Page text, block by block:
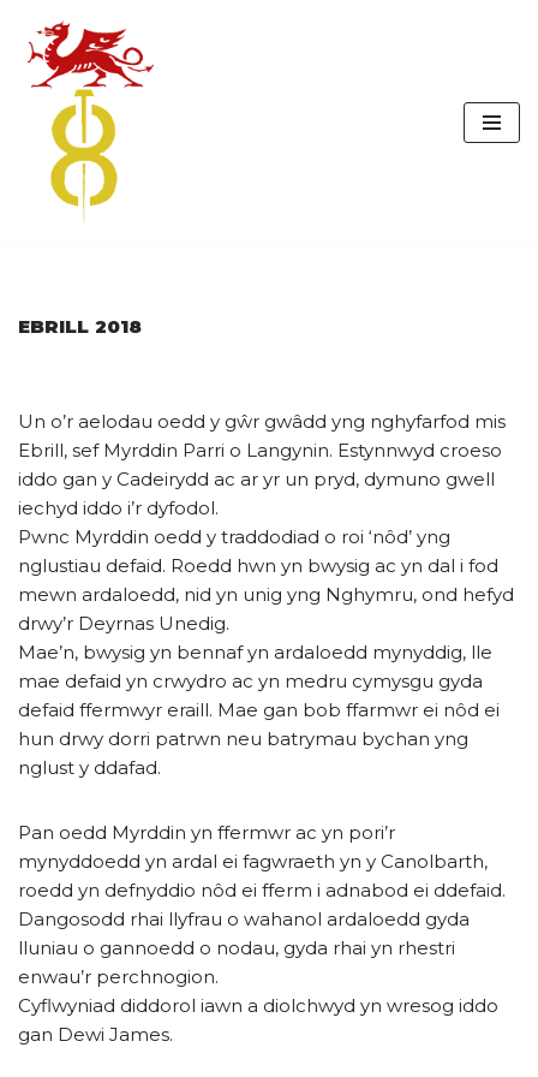
Skip
to
content
EBRILL 2018
Un o’r aelodau oedd y gŵr gwâdd yng nghyfarfod mis
Ebrill, sef Myrddin Parri o Langynin. Estynnwyd croeso
iddo gan y Cadeirydd ac ar yr un pryd, dymuno gwell
iechyd iddo i’r dyfodol.
Pwnc Myrddin oedd y traddodiad o roi ‘nôd’ yng
nglustiau defaid. Roedd hwn yn bwysig ac yn dal i fod
mewn ardaloedd, nid yn unig yng Nghymru, ond hefyd
drwy’r Deyrnas Unedig.
Mae’n, bwysig yn bennaf yn ardaloedd mynyddig, lle
mae defaid yn crwydro ac yn medru cymysgu gyda
defaid ffermwyr eraill. Mae gan bob ffarmwr ei nôd ei
hun drwy dorri patrwn neu batrymau bychan yng
nglust y ddafad.
Pan oedd Myrddin yn ffermwr ac yn pori’r
mynyddoedd yn ardal ei fagwraeth yn y Canolbarth,
roedd yn defnyddio nôd ei fferm i adnabod ei ddefaid.
Dangosodd rhai llyfrau o wahanol ardaloedd gyda
lluniau o gannoedd o nodau, gyda rhai yn rhestri
enwau’r perchnogion.
Cyflwyniad diddorol iawn a diolchwyd yn wresog iddo
gan Dewi James.